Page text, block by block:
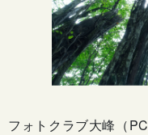
フォトクラブ大峰（